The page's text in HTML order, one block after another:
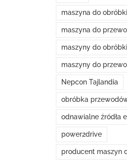
maszyna do
maszyna do
maszyny do
maszyny do
Nepcon Tajlandia
obróbka
odnawialne źródła
power2drive
producent maszyn